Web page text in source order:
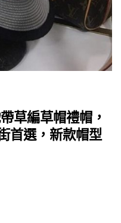
草編草帽禮帽，
首選，新款帽型